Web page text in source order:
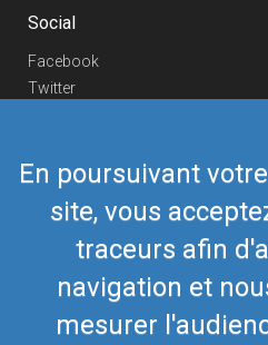
En poursuivant
site, vous
traceurs afin
navigation et
mesurer
Social
Facebook
Twitter
Telegram
Nous contacter
Téléphone Europe +352 26441835
Téléphone US/Canada
418-592-
airmate@airmate.aero
(c) Myriel Aviation SA